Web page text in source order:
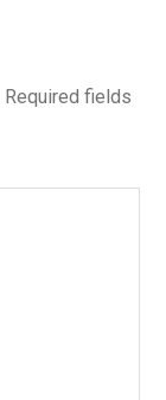
Required fields